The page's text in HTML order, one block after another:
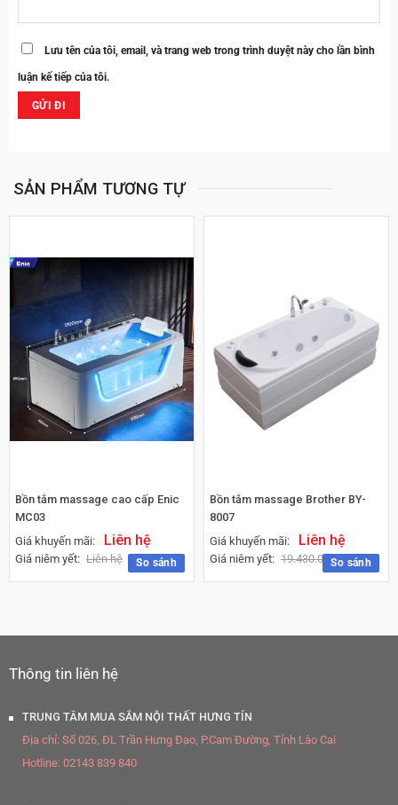
Lưu tên của tôi, email, và trang web trong trình duyệt này cho lần bình
luận kế tiếp của tôi.
SẢN PHẨM TƯƠNG TỰ
So sánh
Bồn tắm massage cao cấp Enic
MC03
Giá khuyến mãi:
Liên hệ
Giá niêm yết: Liên hệ So sánh
Bồn tắm massage Brother BY-
8007
Giá khuyến mãi:
Liên hệ
Giá niêm yết: 19.430.000₫
Thông tin liên hệ
TRUNG TÂM MUA SẮM NỘI THẤT HƯNG TÍN
Địa chỉ: Số 026, ĐL Trần Hưng Đạo, P.Cam Đường, Tỉnh Lào Cai
Hotline: 02143 839 840